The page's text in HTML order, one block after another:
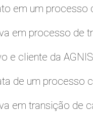
em um processo
em processo de
e cliente da AGNIS
de um processo
em transição de